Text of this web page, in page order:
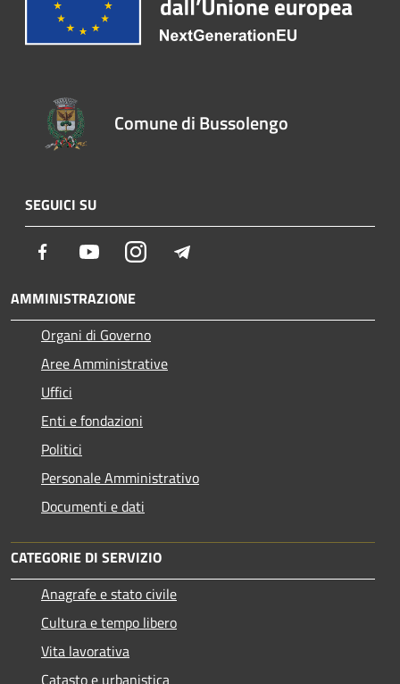
Comune di Bussolengo
SEGUICI SU
Facebook YoutubeInstagram
AMMINISTRAZIONE
Organi di Governo
Aree Amministrative
Uffici
Enti e fondazioni
Politici
Personale Amministrativo
Documenti e dati
CATEGORIE DI SERVIZIO
Anagrafe e stato civile
Cultura e tempo libero
Vita lavorativa
Catasto e urbanistica